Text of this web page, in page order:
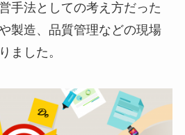
手法としての考え方だった
製造、品質管理などの現場
ました。